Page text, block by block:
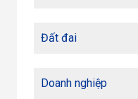
Đất đai
Doanh nghiệp